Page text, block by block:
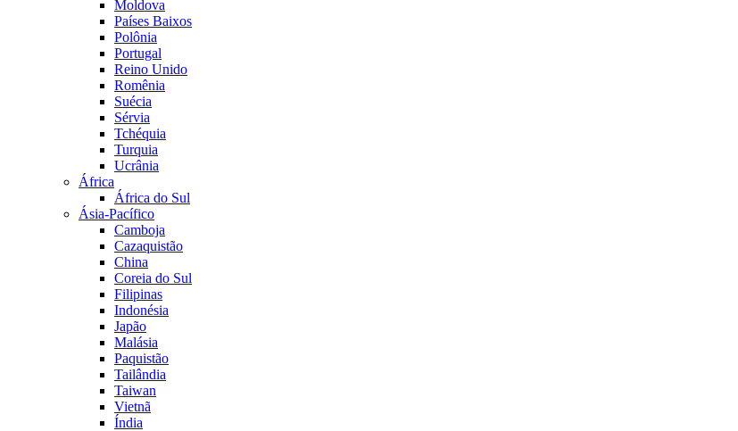
Moldova
Países Baixos
Polônia
Portugal
Reino Unido
Romênia
Suécia
Sérvia
Tchéquia
Turquia
Ucrânia
África
África do Sul
Ásia-Pacífico
Camboja
Cazaquistão
China
Coreia do Sul
Filipinas
Indonésia
Japão
Malásia
Paquistão
Tailândia
Taiwan
Vietnã
Índia